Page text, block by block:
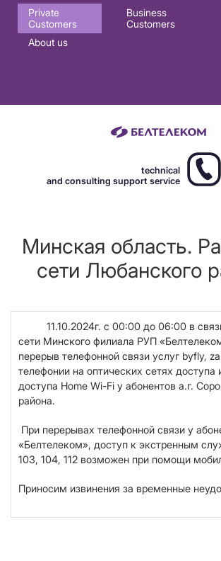
Основная
навигация
Private
Customers
Business
Customers
About us
technical
and consulting support service
Минская область.
сети Любанского
11.10.2024г. с 00:00 до 06:00 в
сети Минского филиала РУП
перерыв телефонной связи услуг byfly,
телефонии на оптических сетях доступа
доступа Home Wi-Fi у абонентов а.г.
района.
При перерывах телефонной связи у
«Белтелеком», доступ к экстренным
103, 104, 112 возможен при помощи
Приносим извинения за временные